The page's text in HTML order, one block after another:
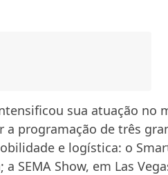
sua atuação no
programação de três
e logística: o
SEMA Show, em Las